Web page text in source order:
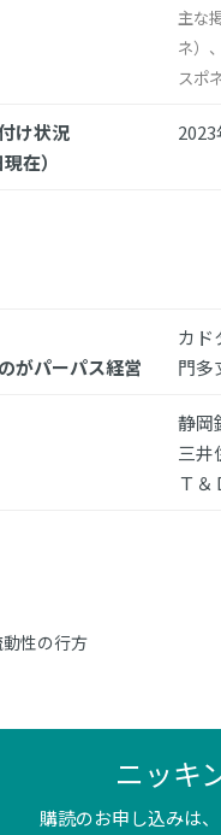
主な
ネ）
スポ
け状況
在）
がパーパス経営
カド
門多
静岡
三井
Ｔ＆
性の行方
ニッキ
購読のお申し込みは